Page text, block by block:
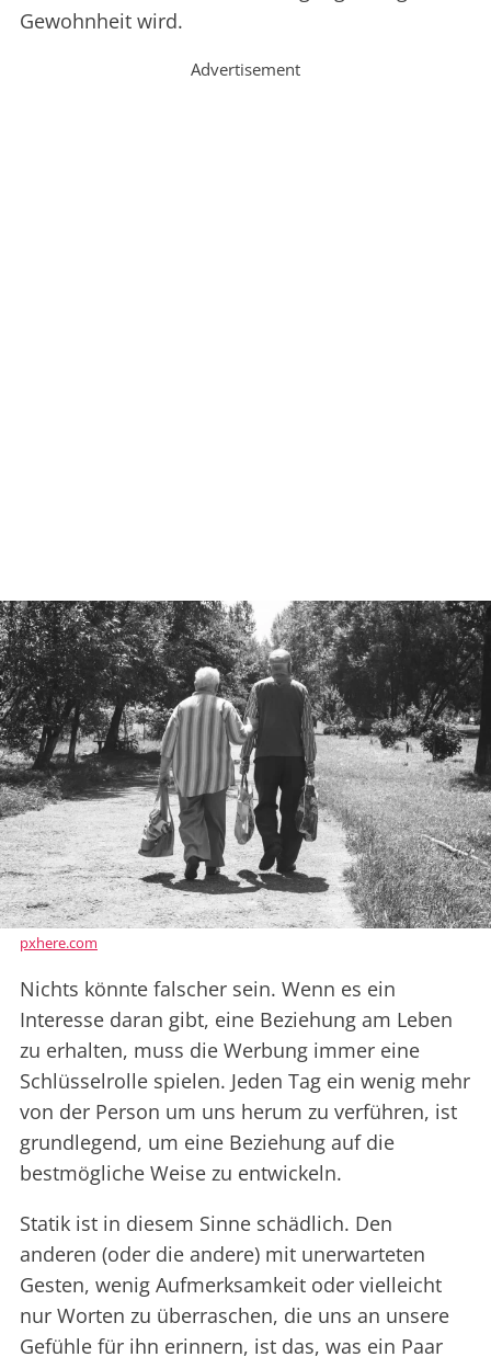
Gewohnheit wird.
Advertisement
pxhere.com
Nichts könnte falscher sein. Wenn es ein
Interesse daran gibt, eine Beziehung am Leben
zu erhalten, muss die Werbung immer eine
Schlüsselrolle spielen. Jeden Tag ein wenig mehr
von der Person um uns herum zu verführen, ist
grundlegend, um eine Beziehung auf die
bestmögliche Weise zu entwickeln.
Statik ist in diesem Sinne schädlich. Den
anderen (oder die andere) mit unerwarteten
Gesten, wenig Aufmerksamkeit oder vielleicht
nur Worten zu überraschen, die uns an unsere
Gefühle für ihn erinnern, ist das, was ein Paar